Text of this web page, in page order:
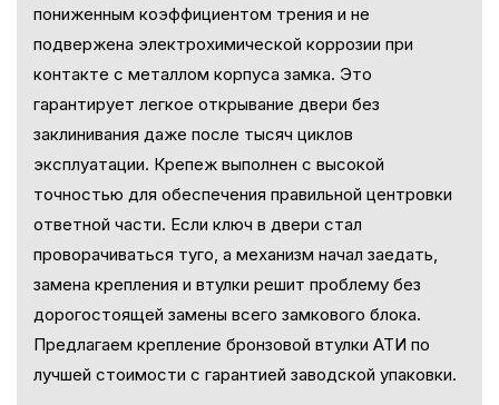
пониженным коэффициентом трения и не
подвержена электрохимической коррозии при
контакте с металлом корпуса замка. Это
гарантирует легкое открывание двери без
заклинивания даже после тысяч циклов
эксплуатации. Крепеж выполнен с высокой
точностью для обеспечения правильной центровки
ответной части. Если ключ в двери стал
проворачиваться туго, а механизм начал заедать,
замена крепления и втулки решит проблему без
дорогостоящей замены всего замкового блока.
Предлагаем крепление бронзовой втулки АТИ по
лучшей стоимости с гарантией заводской упаковки.